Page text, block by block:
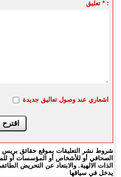
تعليق * :
اشعاري عند وصول تعاليق جديدة
شروط نشر التعليقات بموقع حقائق بريس :
الصحافي أو للأشخاص أو المؤسسات أو
الذات الالهية. والابتعاد عن التحريض
يدخل في سياقها